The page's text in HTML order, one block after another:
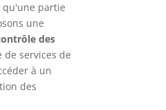
qu'une partie
une
des
services de
à un
des